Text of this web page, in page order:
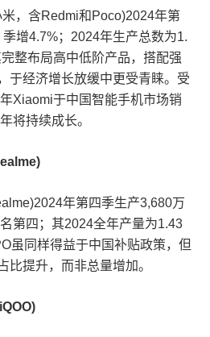
，含Redmi和Poco)2024年第
增4.7%；2024年生产总数为1.
整布局高中低阶产品，搭配强
于经济增长放缓中更受青睐。受
Xiaomi于中国智能手机市场销
将持续成长。
年第四季生产3,680万
第四；其2024全年产量为1.43
虽同样得益于中国补贴政策，但
比提升，而非总量增加。